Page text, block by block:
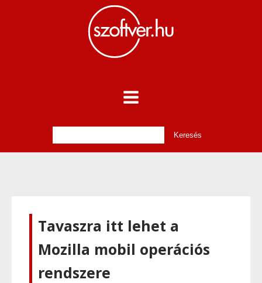
Tavaszra itt lehet a
Mozilla mobil operációs
rendszere